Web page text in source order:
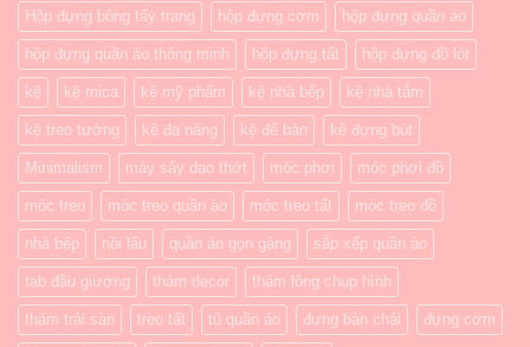
Hộp đựng bông tẩy trang hộp đựng cơm hộp đựng quần áo
hộp đựng quần áo thông minh hộp đựng tất hộp đựng đồ lót
kệ kệ mica kệ mỹ phẩm kệ nhà bếp kệ nhà tắm
kệ treo tường kệ đa năng kệ để bàn kệ đựng bút
Minimalism máy sấy dao thớt móc phơi móc phơi đồ
móc treo móc treo quần áo móc treo tất móc treo đồ
nhà bếp nồi lẩu quần áo gọn gàng sắp xếp quần áo
tab đầu giường thảm decor thảm lông chụp hình
thảm trải sàn treo tất tủ quần áo đựng bàn chải đựng cơm